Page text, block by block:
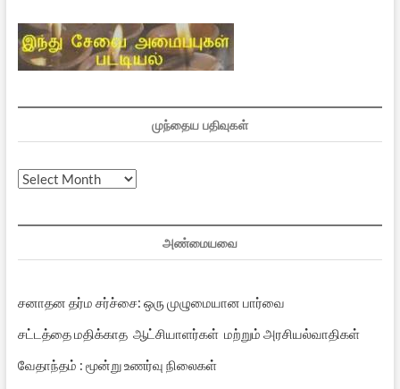
முந்தைய பதிவுகள்
முந்தைய
அண்மையவை
சனாதன தர்ம சர்ச்சை: ஒரு முழுமையான பார்வை
சட்டத்தை மதிக்காத ஆட்சியாளர்கள் மற்றும் அரசியல்வாதிகள்
வேதாந்தம் : மூன்று உணர்வு நிலைகள்